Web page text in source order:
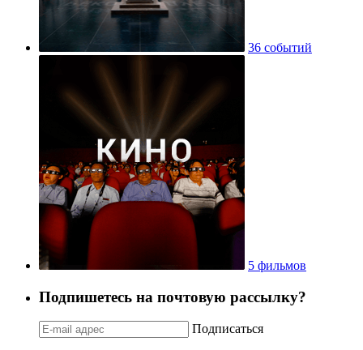
36 событий
5 фильмов
Подпишетесь на почтовую рассылку?
Подписаться